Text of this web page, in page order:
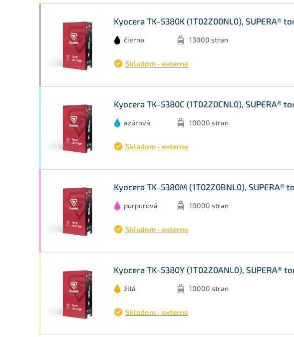
Kyocera TK-5380K (1T02Z00NL0), SUPERA®
čierna 13000 stran
Skladom - externe
Kyocera TK-5380C (1T02Z0CNL0), SUPERA®
azúrová 10000 stran
Skladom - externe
Kyocera TK-5380M (1T02Z0BNL0), SUPERA®
purpurová 10000 stran
Skladom - externe
Kyocera TK-5380Y (1T02Z0ANL0), SUPERA®
žltá 10000 stran
Skladom - externe